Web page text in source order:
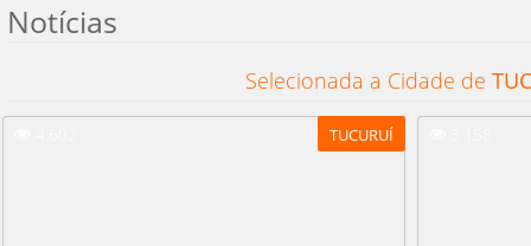
Notícias
Selecionada a Cidade de
TUCURUÍ